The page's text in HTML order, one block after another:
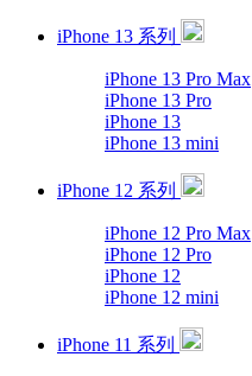
iPhone 13 系列
iPhone 13 Pro Max
iPhone 13 Pro
iPhone 13
iPhone 13 mini
iPhone 12 系列
iPhone 12 Pro Max
iPhone 12 Pro
iPhone 12
iPhone 12 mini
iPhone 11 系列